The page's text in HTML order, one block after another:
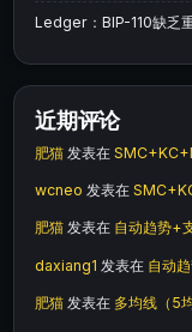
Ledger：BIP-110缺乏
近期评论
肥猫 发表在
wcneo 发表在
肥猫 发表在 自动趋势+
daxiang1 发表在 自动
肥猫 发表在 多均线（5